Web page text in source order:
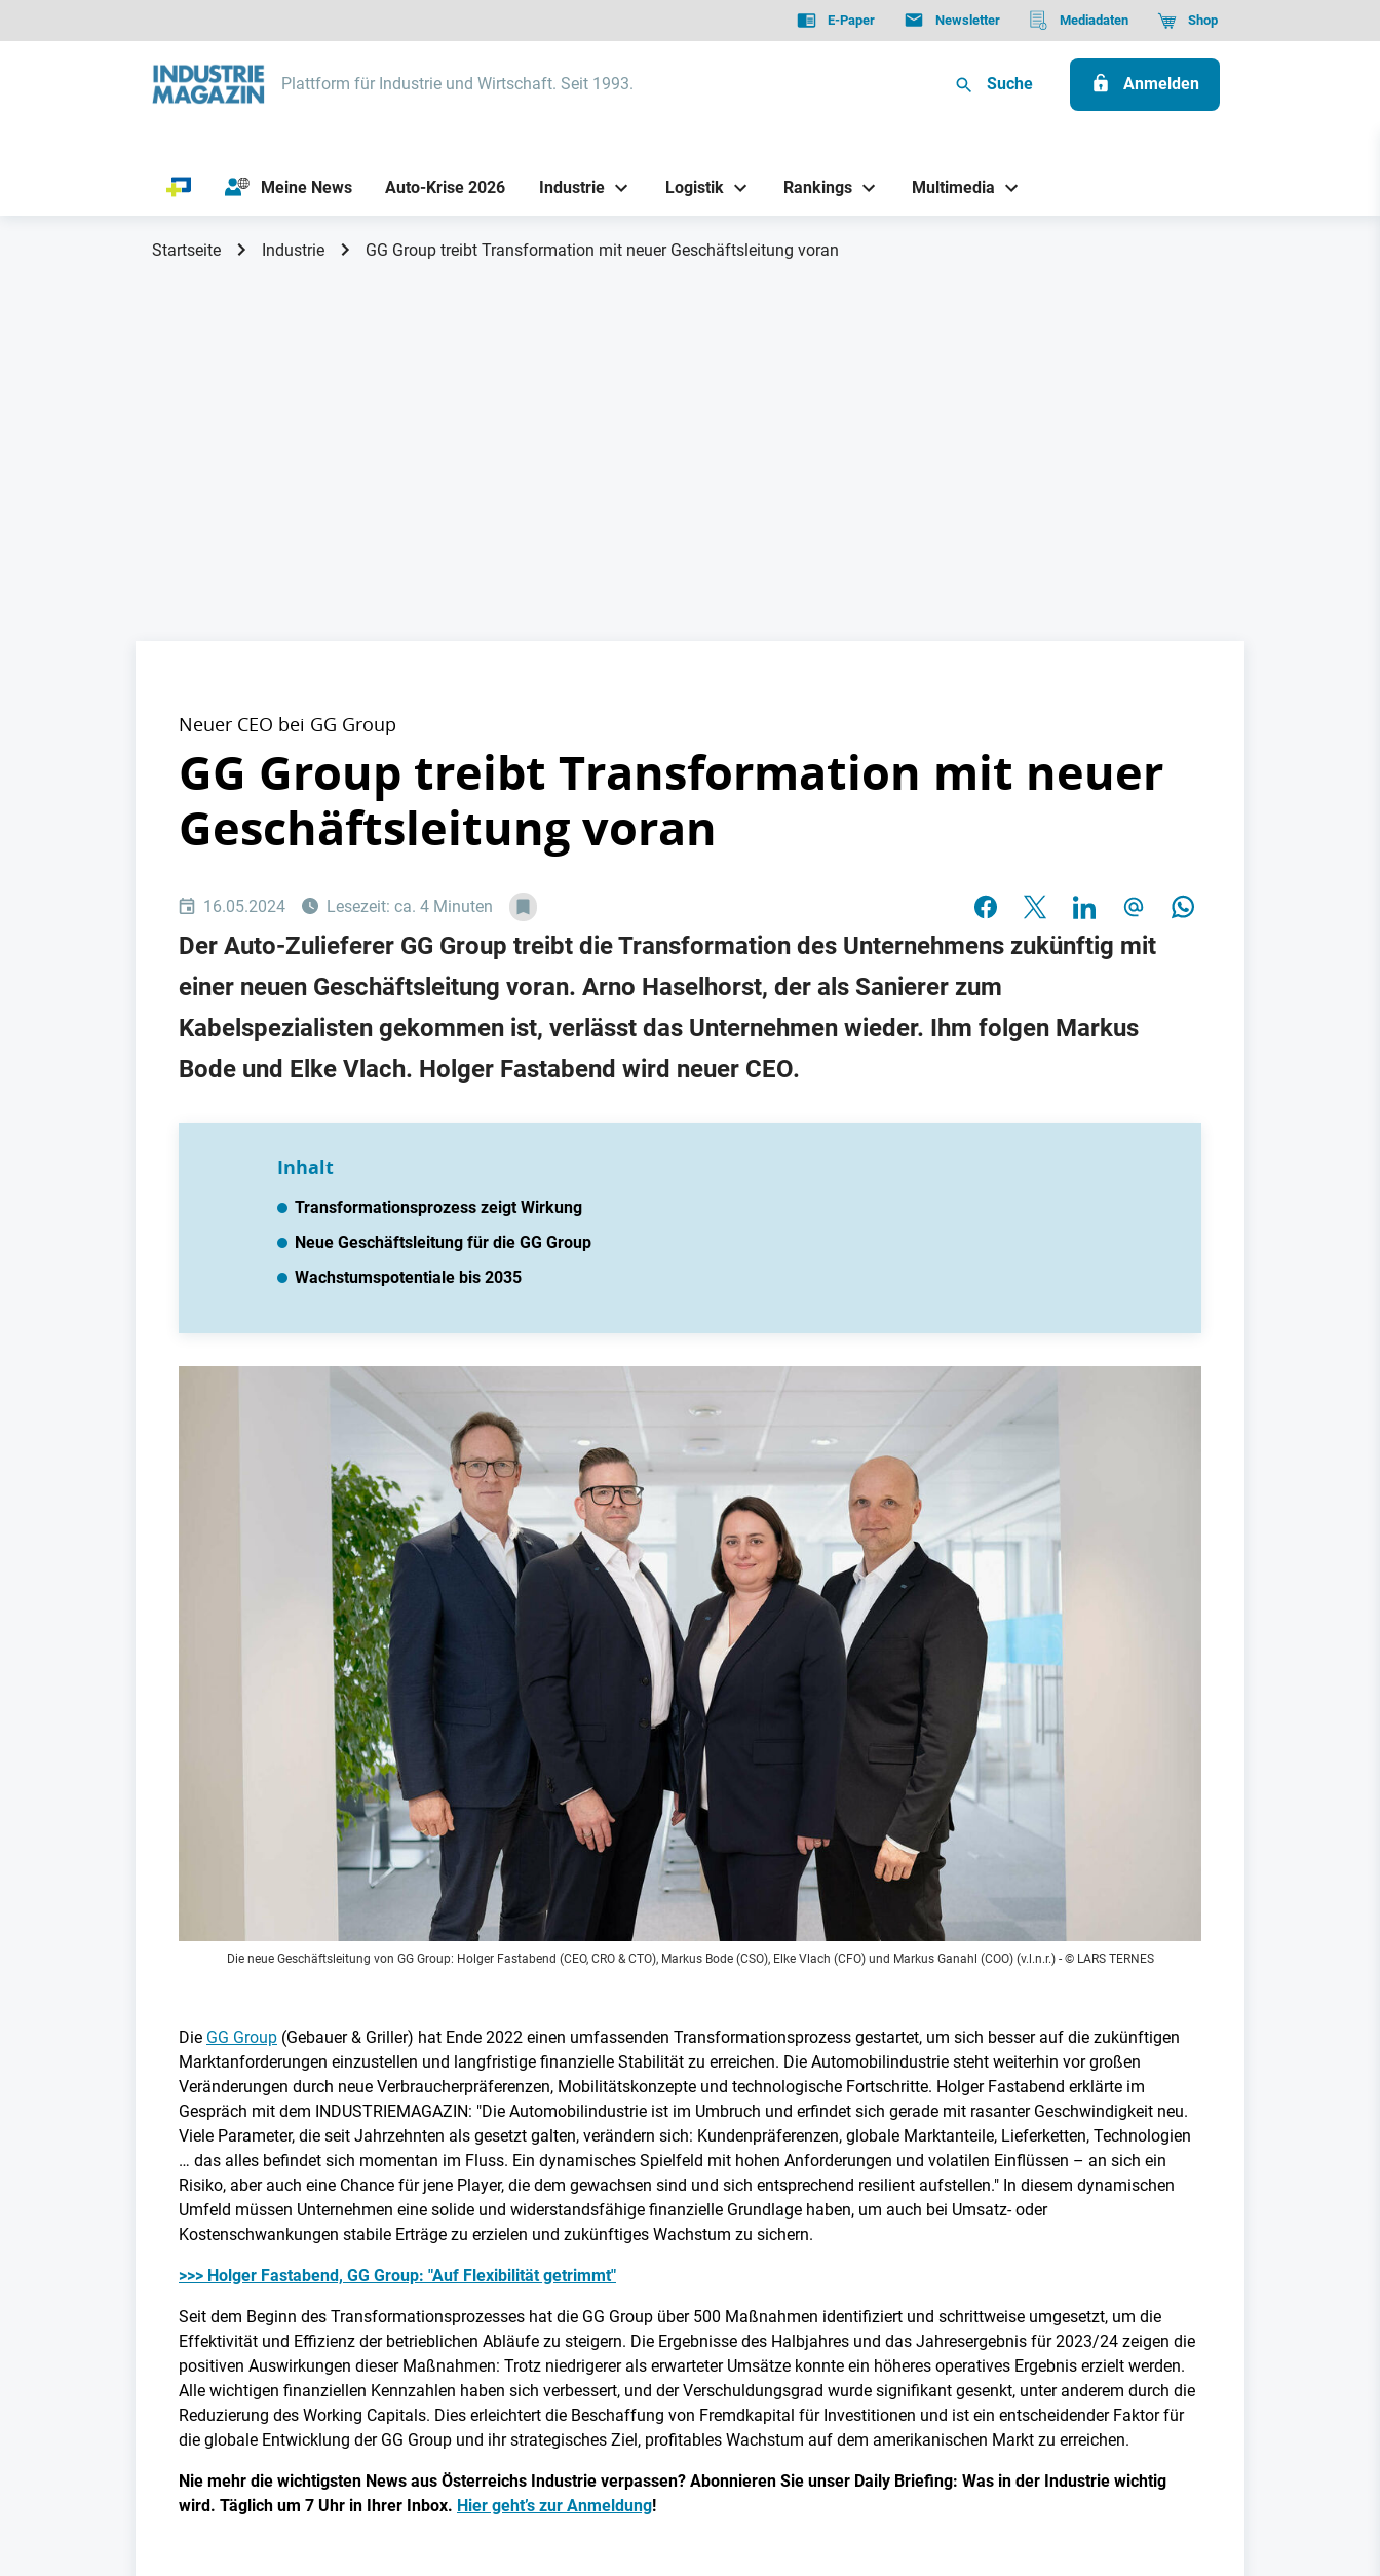
E-Paper Newsletter Mediadaten Shop
Plattform für Industrie und Wirtschaft. Seit 1993. Suche Anmelden
Meine News Auto-Krise 2026 Industrie Logistik Rankings Multimedia
Startseite Industrie GG Group treibt Transformation mit neuer Geschäftsleitung voran
Neuer CEO bei GG Group
GG Group treibt Transformation mit neuer
Geschäftsleitung voran
16.05.2024 Lesezeit: ca. 4 Minuten
Der Auto-Zulieferer GG Group treibt die Transformation des Unternehmens zukünftig mit
einer neuen Geschäftsleitung voran. Arno Haselhorst, der als Sanierer zum
Kabelspezialisten gekommen ist, verlässt das Unternehmen wieder. Ihm folgen Mar­kus
Bode und Elke Vlach. Holger Fastabend wird neuer CEO.
Inhalt
Transformationsprozess zeigt Wirkung
Neue Geschäftsleitung für die GG Group
Wachstumspotentiale bis 2035
Die neue Ge­schäfts­lei­tung von GG Group: Hol­ger Fas­tabend (CEO, CRO & CTO), Mar­kus Bode (CSO), Elke Vlach (CFO) und Mar­kus Ga­nahl (COO) (v.l.n.r.)- © LARS TERNES
Die GG Group (Gebauer & Griller) hat Ende 2022 einen umfassenden Transformationsprozess gestartet, um sich besser auf die zukünftigen
Marktanforderungen einzustellen und langfristige finanzielle Stabilität zu erreichen. Die Automobilindustrie steht weiterhin vor großen
Veränderungen durch neue Verbraucherpräferenzen, Mobilitätskonzepte und technologische Fortschritte. Holger Fastabend erklärte im
Gespräch mit dem INDUSTRIEMAGAZIN: "Die Automobilindustrie ist im Umbruch und erfindet sich gerade mit rasanter Geschwindigkeit neu.
Viele Parameter, die seit Jahrzehnten als gesetzt galten, verändern sich: Kundenpräferenzen, globale Marktanteile, Lieferketten, Technologien
… das alles befindet sich momentan im Fluss. Ein dynamisches Spielfeld mit hohen Anforderungen und volatilen Einflüssen – an sich ein
Risiko, aber auch eine Chance für jene Player, die dem gewachsen sind und sich entsprechend resilient aufstellen." In diesem dynamischen
Umfeld müssen Unternehmen eine solide und widerstandsfähige finanzielle Grundlage haben, um auch bei Umsatz- oder
Kostenschwankungen stabile Erträge zu erzielen und zukünftiges Wachstum zu sichern.
>>> Holger Fastabend, GG Group: "Auf Flexibilität getrimmt"
Seit dem Beginn des Transformationsprozesses hat die GG Group über 500 Maßnahmen identifiziert und schrittweise umgesetzt, um die
Effektivität und Effizienz der betrieblichen Abläufe zu steigern. Die Ergebnisse des Halbjahres und das Jahresergebnis für 2023/24 zeigen die
positiven Auswirkungen dieser Maßnahmen: Trotz niedrigerer als erwarteter Umsätze konnte ein höheres operatives Ergebnis erzielt werden.
Alle wichtigen finanziellen Kennzahlen haben sich verbessert, und der Verschuldungsgrad wurde signifikant gesenkt, unter anderem durch die
Reduzierung des Working Capitals. Dies erleichtert die Beschaffung von Fremdkapital für Investitionen und ist ein entscheidender Faktor für
die globale Entwicklung der GG Group und ihr strategisches Ziel, profitables Wachstum auf dem amerikanischen Markt zu erreichen.
Nie mehr die wichtigsten News aus Österreichs Industrie verpassen? Abonnieren Sie unser Daily Briefing: Was in der Industrie wichtig
wird. Täglich um 7 Uhr in Ihrer Inbox. Hier geht’s zur Anmeldung!